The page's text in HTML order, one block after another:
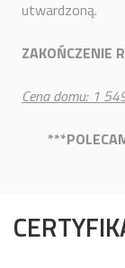
utwardzoną.
ZAKOŃCZENIE
Cena domu: 1